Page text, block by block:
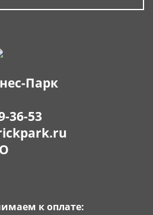
Парк
36-53
к оплате: